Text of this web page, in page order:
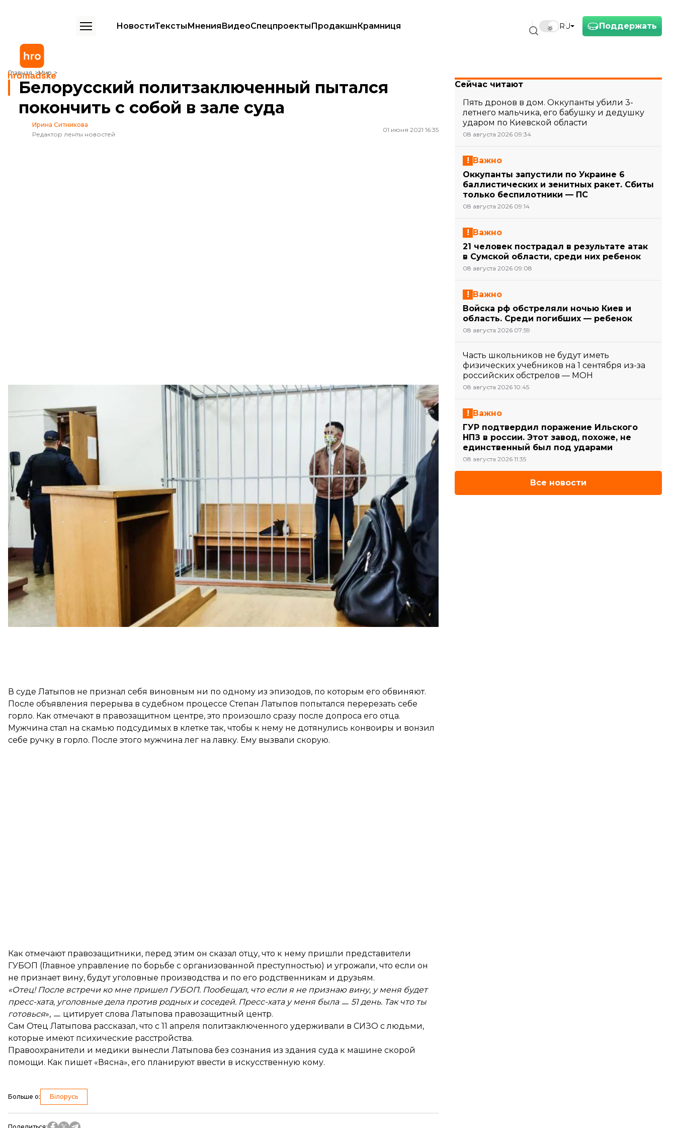
Поддержать
RU
НовостиТекстыМненияВидеоСпецпроектыПродакшнКрамниця
Главная Мир
Белорусский политзаключенный пытался покончить с собой в зале суда
Белорусский политзаключенный пытался
покончить с собой в зале суда
Ирина Ситникова
Редактор ленты новостей
01 июня 2021 16:35
Белорусский политзаключенный Степан Латыпов в суде
Белорусский политзаключенный Степан Латыпов попытался совершить самоубийство в зале
минского суда, где рассматривали его дело. Встав на скамейку подсудимых, он вонзил себе в горло
ручку. Перед тем Латыпов заявил, что ему угрожали преследованием родственников и соседей,
если он не признает вину.
Об этом
пишет правозащитный центр «Вясна».
Суд в Минске рассматривал дело против Латыпова сразу по трем статьям Уголовного кодекса. В
частности, его обвиняют в организации чата в Telegram и мастерской по изготовлению символов
протеста в Беларуси, а также противодействии правоохранителям во время его задержания 15
сентября.
Кроме того, как директора компании Belarbo его обвинили во введении потребителей в
заблуждение при предоставлении услуг по защите растений.
В суде Латыпов не признал себя виновным ни по одному из эпизодов, по которым его обвиняют.
После объявления перерыва в судебном процессе Степан Латыпов попытался перерезать себе
горло. Как отмечают в правозащитном центре, это произошло сразу после допроса его отца.
Мужчина стал на скамью подсудимых в клетке так, чтобы к нему не дотянулись конвоиры и вонзил
себе ручку в горло. После этого мужчина лег на лавку. Ему вызвали скорую.
Как отмечают правозащитники, перед этим он сказал отцу, что к нему пришли представители
ГУБОП (Главное управление по борьбе с организованной преступностью) и угрожали, что если он
не признает вину, будут уголовные производства и по его родственникам и друзьям.
«Отец! После встречи ко мне пришел ГУБОП. Пообещал, что если я не признаю вину, у меня будет
пресс-хата, уголовные дела против родных и соседей. Пресс-хата у меня была ㅡ 51 день. Так что ты
готовься», ㅡ цитирует слова Латыпова правозащитный центр.
Сам Отец Латыпова рассказал, что с 11 апреля политзаключенного удерживали в СИЗО с людьми,
которые имеют психические расстройства.
Правоохранители и медики вынесли Латыпова без сознания из здания суда к машине скорой
помощи. Как пишет«Вясна», его планируют ввести в искусственную кому.
Больше о: Білорусь
Поделиться:
Сейчас читают
Пять дронов в дом. Оккупанты убили 3-
летнего мальчика, его бабушку и дедушку
ударом по Киевской области
08 августа 2026 09:34
Важно
Оккупанты запустили по Украине 6
баллистических и зенитных ракет. Сбиты
только беспилотники — ПС
08 августа 2026 09:14
Важно
21 человек пострадал в результате атак
в Сумской области, среди них ребенок
08 августа 2026 09:08
Важно
Войска рф обстреляли ночью Киев и
область. Среди погибших — ребенок
08 августа 2026 07:59
Часть школьников не будут иметь
физических учебников на 1 сентября из-за
российских обстрелов — МОН
08 августа 2026 10:45
Важно
ГУР подтвердил поражение Ильского
НПЗ в россии. Этот завод, похоже, не
единственный был под ударами
08 августа 2026 11:35
Все новости